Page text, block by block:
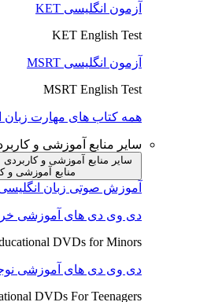
آزمون انگلیسی KET
KET English Test
آزمون انگلیسی MSRT
MSRT English Test
همه کتاب های مهارت زبان
سایر منابع آموزشی و
سایر منابع آموزشی و
منابع آموزشی و
آموزش صوتی زبان
دی وی دی های آموزشی
DVDs for Minors
دی وی دی های آموزشی
DVDs For Teenagers